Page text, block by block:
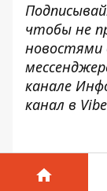
чтобы не
новостями
канале
канал в